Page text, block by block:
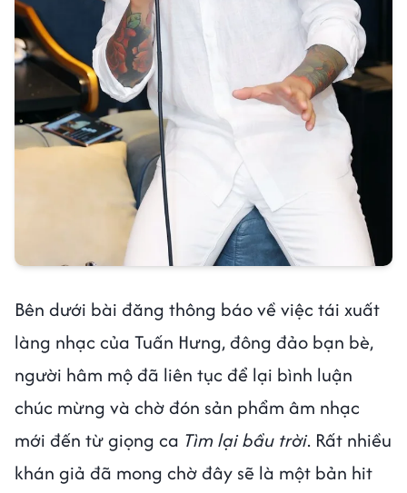
Bên dưới bài đăng thông báo về việc tái xuất
làng nhạc của Tuấn Hưng, đông đảo bạn bè,
người hâm mộ đã liên tục để lại bình luận
chúc mừng và chờ đón sản phẩm âm nhạc
mới đến từ giọng ca Tìm lại bầu trời. Rất nhiều
khán giả đã mong chờ đây sẽ là một bản hit